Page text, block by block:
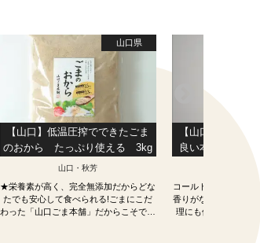
山口県
【山口】低温圧搾でできたごま
のおから たっぷり使える 3kg
山口・秋芳
★栄養素が高く、完全無添加だからどな
たでも安心して食べられる!ごまにこだ
わった「山口ごま本舗」だからこそでき
【山口】こだわ
良い本物のごま
レス たっぷ山口・
コールドプレス製法
香りがなく、サラサ
理にも使える！ こだ
めしま